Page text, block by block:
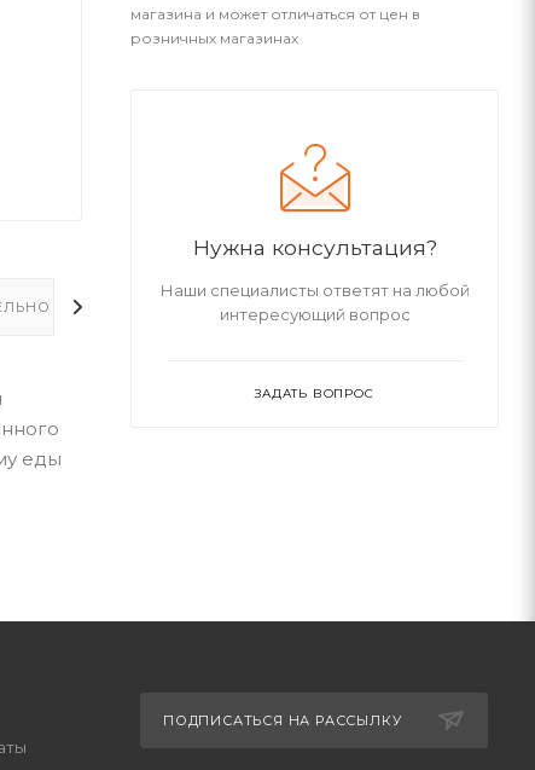
еды
магазина и может отличаться от цен в
розничных магазинах
Нужна консультация?
Наши специалисты ответят на любой
интересующий вопрос
ЗАДАТЬ ВОПРОС
ПОДПИСАТЬСЯ НА РАССЫЛКУ